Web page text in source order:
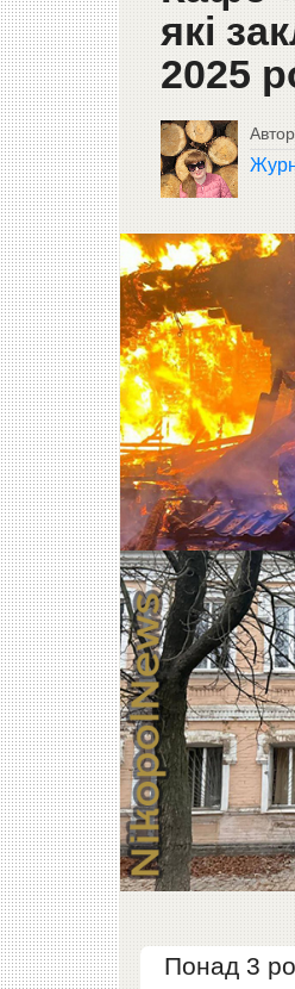
які
2025
Автор
Понад 3